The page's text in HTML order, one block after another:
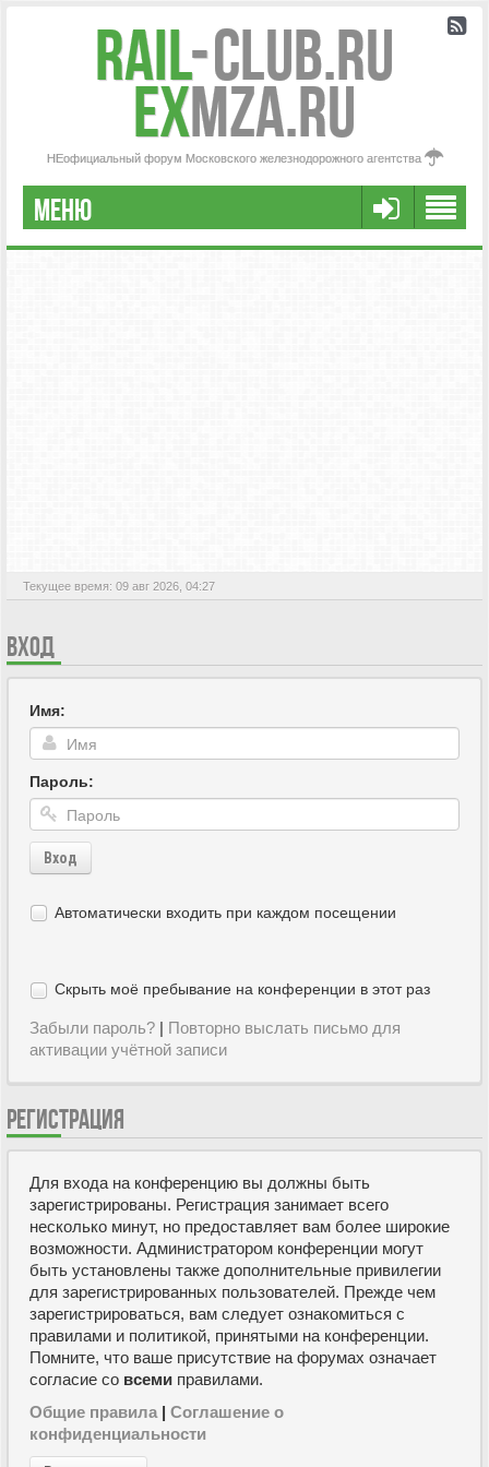
Rail-Club.RU
exMZA.RU
НЕофициальный форум Московского железнодорожного агентства
МЕНЮ
РЕГИСТРАЦИЯ
Текущее время: 09 авг 2026, 04:27
ВХОД
Имя:
Пароль:
Вход
Автоматически входить при каждом посещении
Скрыть моё пребывание на конференции в этот раз
Забыли пароль? | Повторно выслать письмо для
активации учётной записи
РЕГИСТРАЦИЯ
Для входа на конференцию вы должны быть
зарегистрированы. Регистрация занимает всего
несколько минут, но предоставляет вам более широкие
возможности. Администратором конференции могут
быть установлены также дополнительные привилегии
для зарегистрированных пользователей. Прежде чем
зарегистрироваться, вам следует ознакомиться с
правилами и политикой, принятыми на конференции.
Помните, что ваше присутствие на форумах означает
согласие со всеми правилами.
Общие правила | Соглашение о
конфиденциальности